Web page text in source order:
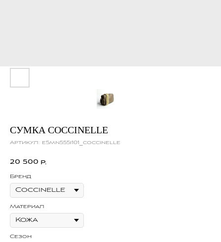
СУМКА COCCINELLE
Артикул: e5mn555i101_coccinelle
20 500 р.
Бренд
Материал
Сезон